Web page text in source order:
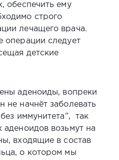
обеспечить ему
строго
лечащего врача.
операции следует
детские
аденоиды, вопреки
начнёт заболевать
иммунитета”, так
аденоидов возьмут на
входящие в состав
о котором мы